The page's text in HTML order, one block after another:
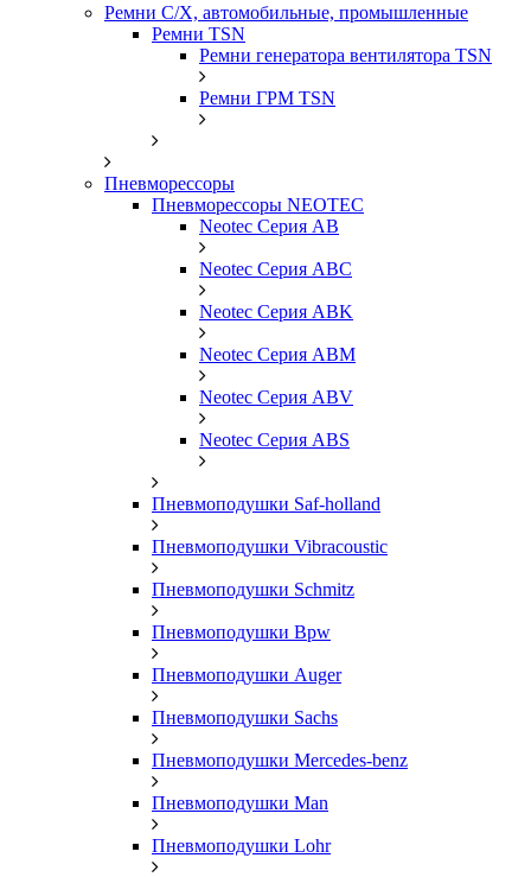
Ремни С/Х, автомобильные, промышленные
Ремни TSN
Ремни генератора вентилятора TSN
Ремни ГРМ TSN
Пневморессоры
Пневморессоры NEOTEC
Neotec Серия AB
Neotec Серия ABC
Neotec Серия ABK
Neotec Серия ABM
Neotec Серия ABV
Neotec Серия ABS
Пневмоподушки Saf-holland
Пневмоподушки Vibracoustic
Пневмоподушки Schmitz
Пневмоподушки Bpw
Пневмоподушки Auger
Пневмоподушки Sachs
Пневмоподушки Mercedes-benz
Пневмоподушки Man
Пневмоподушки Lohr